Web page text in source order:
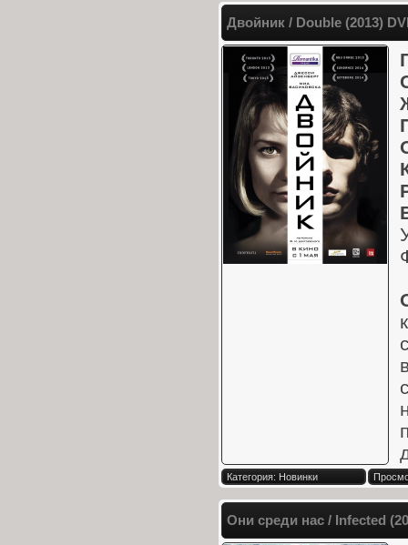
Двойник / Double (2013)
Категория: Новинки
Они среди нас / Infected